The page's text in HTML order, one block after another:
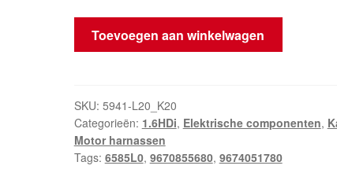
Hoofd
Motor
C4
PICASSO
9674051780
9670855680
Toevoegen aan winkelwagen
SKU: 5941-L20_K20
Categorieën: 1.6HDi, Elektrische componenten,
Motor harnassen
Tags: 6585L0, 9670855680, 9674051780